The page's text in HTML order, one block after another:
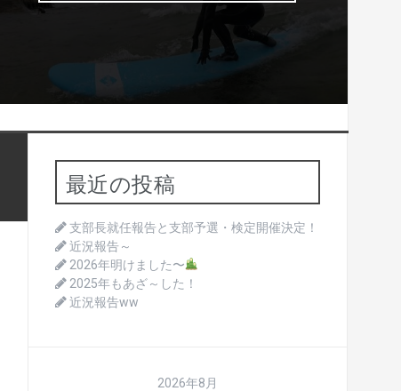
最近の投稿
支部長就任報告と支部予選・検定開催決定！
近況報告～
2026年明けました〜
2025年もあざ～した！
近況報告ww
2026年8月